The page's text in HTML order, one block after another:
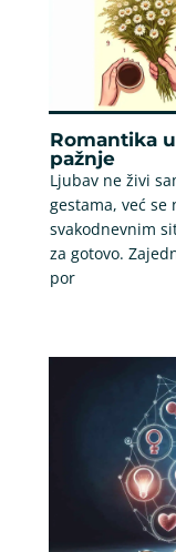
Romantika
pažnje
Ljubav ne živi
gestama, već se
svakodnevnim
za gotovo.
por